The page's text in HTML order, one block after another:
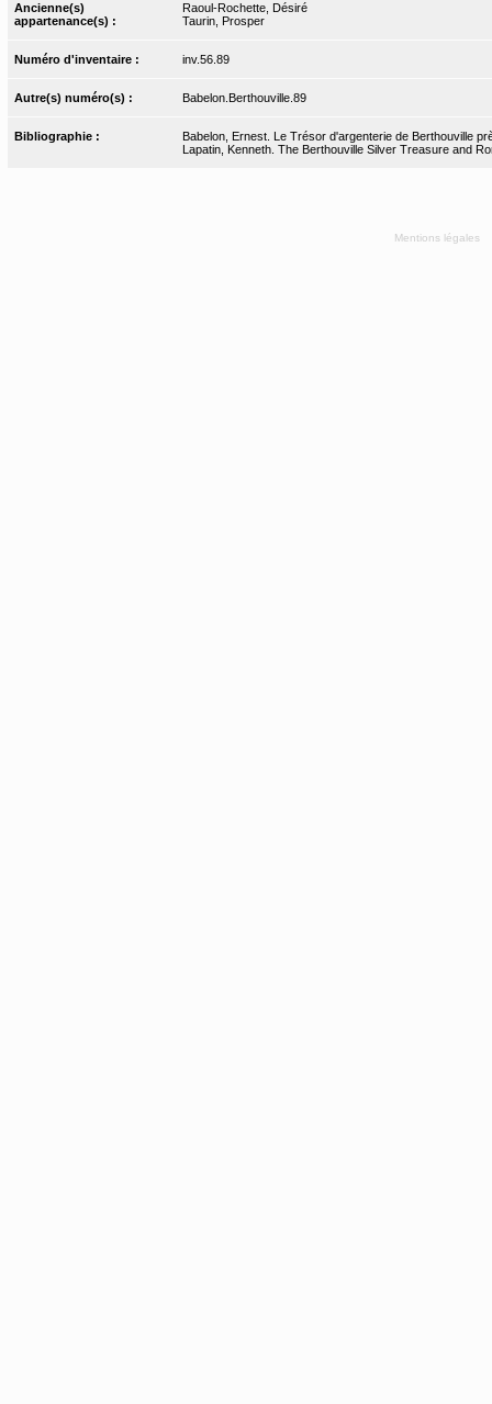
Ancienne(s)
appartenance(s) :
Raoul-Rochette, Désiré
Taurin, Prosper
Numéro d'inventaire : inv.56.89
Autre(s) numéro(s) : Babelon.Berthouville.89
Bibliographie :
Babelon, Ernest. Le Trésor d'argenterie de Berthouville
Lapatin, Kenneth. The Berthouville Silver Treasure and
Mentions légales